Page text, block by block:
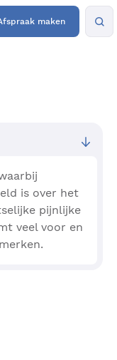
maken
is over het
pijnlijke
veel voor en